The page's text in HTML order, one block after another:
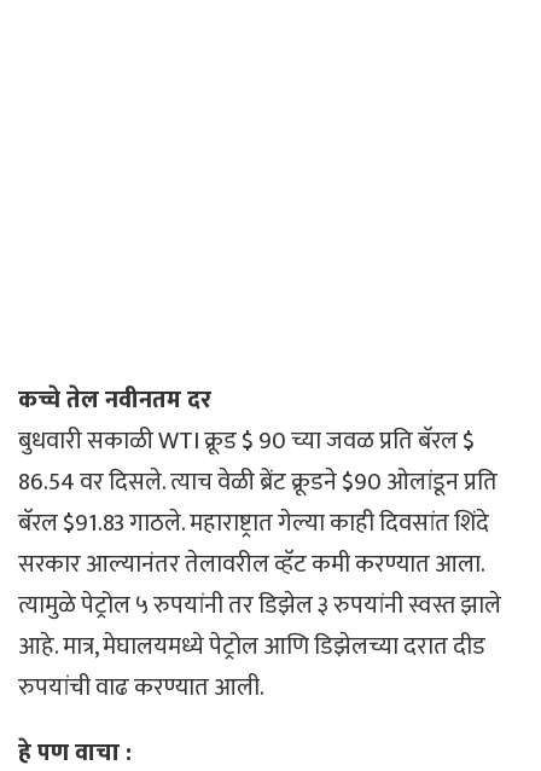
कच्चे तेल नवीनतम दर
बुधवारी सकाळी WTI क्रूड $ 90 च्या जवळ प्रति बॅरल $
86.54 वर दिसले. त्याच वेळी ब्रेंट क्रूडने $90 ओलांडून प्रति
बॅरल $91.83 गाठले. महाराष्ट्रात गेल्या काही दिवसांत शिंदे
सरकार आल्यानंतर तेलावरील व्हॅट कमी करण्यात आला.
त्यामुळे पेट्रोल ५ रुपयांनी तर डिझेल ३ रुपयांनी स्वस्त झाले
आहे. मात्र, मेघालयमध्ये पेट्रोल आणि डिझेलच्या दरात दीड
रुपयांची वाढ करण्यात आली.
हे पण वाचा :